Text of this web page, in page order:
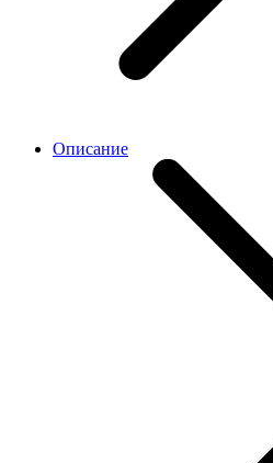
Описание